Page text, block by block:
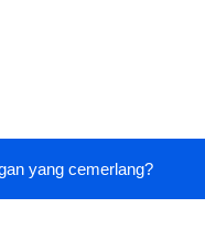
yang cemerlang?